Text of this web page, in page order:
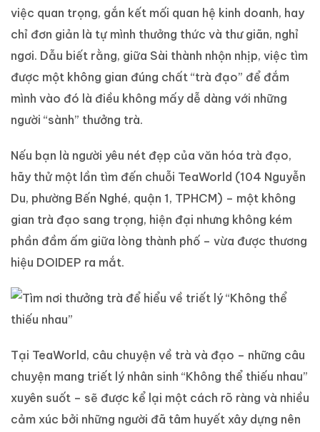
việc quan trọng, gắn kết mối quan hệ kinh doanh, hay
chỉ đơn giản là tự mình thưởng thức và thư giãn, nghỉ
ngơi. Dẫu biết rằng, giữa Sài thành nhộn nhịp, việc tìm
được một không gian đúng chất “trà đạo” để đắm
mình vào đó là điều không mấy dễ dàng với những
người “sành” thưởng trà.
Nếu bạn là người yêu nét đẹp của văn hóa trà đạo,
hãy thử một lần tìm đến chuỗi TeaWorld (104 Nguyễn
Du, phường Bến Nghé, quận 1, TPHCM) – một không
gian trà đạo sang trọng, hiện đại nhưng không kém
phần đầm ấm giữa lòng thành phố – vừa được thương
hiệu DOIDEP ra mắt.
Tại TeaWorld, câu chuyện về trà và đạo – những câu
chuyện mang triết lý nhân sinh “Không thể thiếu nhau”
xuyên suốt – sẽ được kể lại một cách rõ ràng và nhiều
cảm xúc bởi những người đã tâm huyết xây dựng nên